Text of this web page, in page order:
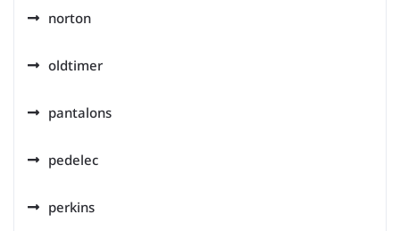
norton
oldtimer
pantalons
pedelec
perkins